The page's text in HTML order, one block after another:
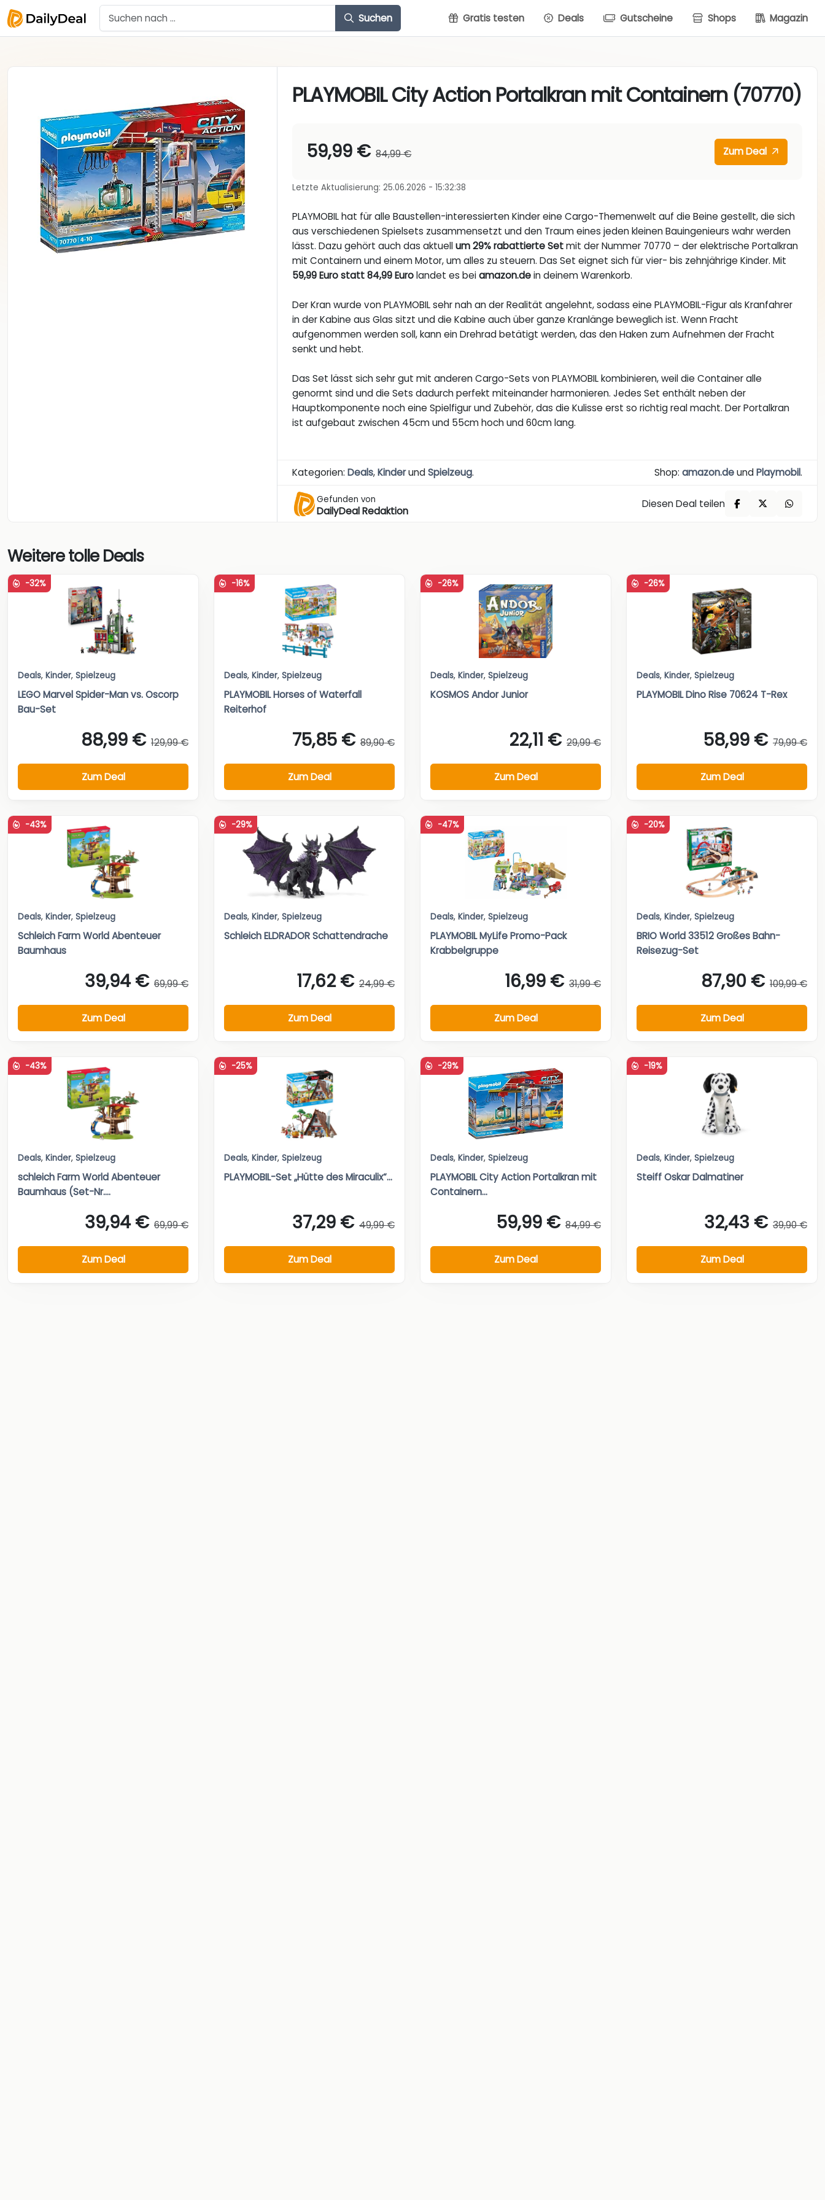
Suchen Gratis testen Deals Gutscheine Shops Magazin
PLAYMOBIL City Action Portalkran mit Containern (70770)
59,99 € 84,99 € Zum Deal
Letzte Aktualisierung: 25.06.2026 - 15:32:38
PLAYMOBIL hat für alle Baustellen-interessierten Kinder eine Cargo-Themenwelt auf die Beine gestellt, die sich
aus verschiedenen Spielsets zusammensetzt und den Traum eines jeden kleinen Bauingenieurs wahr werden
lässt. Dazu gehört auch das aktuellum 29% rabattierte Setmit der Nummer 70770 – der elektrische Portalkran
mit Containern und einem Motor, um alles zu steuern. Das Set eignet sich für vier- bis zehnjährige Kinder. Mit
59,99 Euro statt 84,99 Eurolandet es beiamazon.dein deinem Warenkorb.
Der Kran wurde von PLAYMOBIL sehr nah an der Realität angelehnt, sodass eine PLAYMOBIL-Figur als Kranfahrer
in der Kabine aus Glas sitzt und die Kabine auch über ganze Kranlänge beweglich ist. Wenn Fracht
aufgenommen werden soll, kann ein Drehrad betätigt werden, das den Haken zum Aufnehmen der Fracht
senkt und hebt.
Das Set lässt sich sehr gut mit anderen Cargo-Sets von PLAYMOBIL kombinieren, weil die Container alle
genormt sind und die Sets dadurch perfekt miteinander harmonieren. Jedes Set enthält neben der
Hauptkomponente noch eine Spielfigur und Zubehör, das die Kulisse erst so richtig real macht. Der Portalkran
ist aufgebaut zwischen 45cm und 55cm hoch und 60cm lang.
Kategorien:Deals,KinderundSpielzeug. Shop: amazon.deundPlaymobil.
Gefunden von
DailyDeal Redaktion
Diesen Deal teilen
Weitere tolle Deals
-32%
Deals, Kinder, Spielzeug
LEGO Marvel Spider-Man vs. Oscorp
Bau-Set
88,99 € 129,99 €
Zum Deal
-16%
Deals, Kinder, Spielzeug
PLAYMOBIL Horses of Waterfall
Reiterhof
75,85 € 89,90 €
Zum Deal
-26%
Deals, Kinder, Spielzeug
KOSMOS Andor Junior
22,11 € 29,99 €
Zum Deal
-26%
Deals, Kinder, Spielzeug
PLAYMOBIL Dino Rise 70624 T-Rex
58,99 € 79,99 €
Zum Deal
-43%
Deals, Kinder, Spielzeug
Schleich Farm World Abenteuer
Baumhaus
39,94 € 69,99 €
Zum Deal
-29%
Deals, Kinder, Spielzeug
Schleich ELDRADOR Schattendrache
17,62 € 24,99 €
Zum Deal
-47%
Deals, Kinder, Spielzeug
PLAYMOBIL MyLife Promo-Pack
Krabbelgruppe
16,99 € 31,99 €
Zum Deal
-20%
Deals, Kinder, Spielzeug
BRIO World 33512 Großes Bahn-
Reisezug-Set
87,90 € 109,99 €
Zum Deal
-43%
Deals, Kinder, Spielzeug
schleich Farm World Abenteuer
Baumhaus (Set-Nr....
39,94 € 69,99 €
Zum Deal
-25%
Deals, Kinder, Spielzeug
PLAYMOBIL-Set „Hütte des Miraculix“...
37,29 € 49,99 €
Zum Deal
-29%
Deals, Kinder, Spielzeug
PLAYMOBIL City Action Portalkran mit
Containern...
59,99 € 84,99 €
Zum Deal
-19%
Deals, Kinder, Spielzeug
Steiff Oskar Dalmatiner
32,43 € 39,90 €
Zum Deal